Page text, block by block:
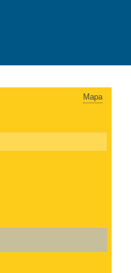
Mapa